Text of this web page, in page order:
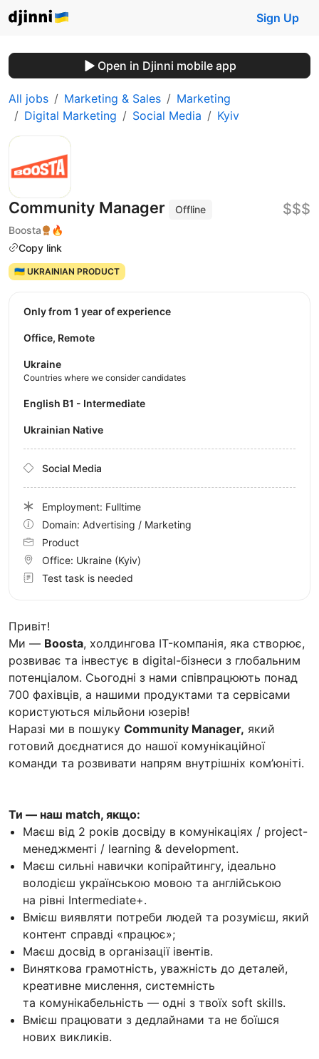
Sign Up
Open in Djinni mobile app
All jobs Marketing & Sales
Marketing
Digital Marketing
Social Media Kyiv
Community Manager
Offline
Boosta
🔥
Copy link
$$$
🇺🇦 UKRAINIAN PRODUCT
Привіт!
Ми — Boosta, холдингова IT-компанія, яка створює,
розвиває та інвестує в digital-бізнеси з глобальним
потенціалом. Сьогодні з нами співпрацюють понад
700 фахівців, а нашими продуктами та сервісами
користуються мільйони юзерів!
Наразі ми в пошуку Community Manager, який
готовий доєднатися до нашої комунікаційної
команди та розвивати напрям внутрішніх ком’юніті.
Ти — наш match, якщо:
Маєш від 2 років досвіду в комунікаціях / project-
менеджменті / learning & development.
Маєш сильні навички копірайтингу, ідеально
володієш українською мовою та англійською
на рівні Intermediate+.
Вмієш виявляти потреби людей та розумієш, який
контент справді «працює»;
Маєш досвід в організації івентів.
Виняткова грамотність, уважність до деталей,
креативне мислення, системність
та комунікабельність — одні з твоїх soft skills.
Вмієш працювати з дедлайнами та не боїшся
нових викликів.
Only from 1 year of experience
Office, Remote
Ukraine
Countries where we consider candidates
English B1 - Intermediate
Ukrainian Native
Social Media
Employment: Fulltime
Domain: Advertising / Marketing
Product
Office: Ukraine (Kyiv)
Test task is needed